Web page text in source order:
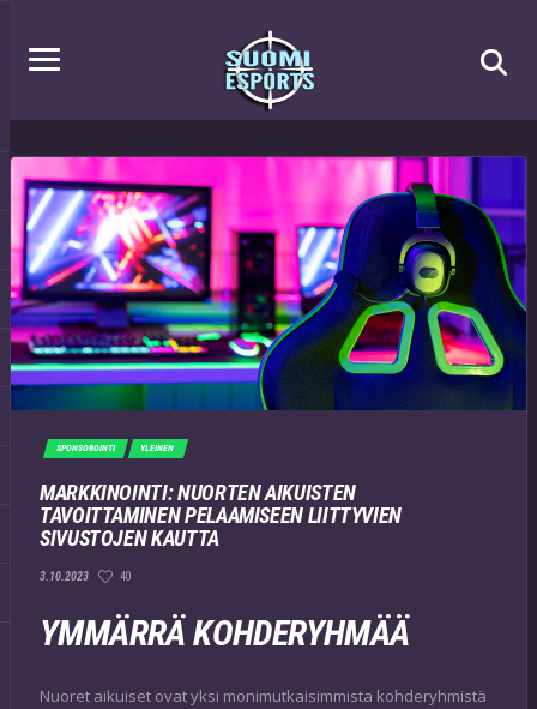
SPONSOROINTI YLEINEN
MARKKINOINTI: NUORTEN AIKUISTEN
TAVOITTAMINEN PELAAMISEEN LIITTYVIEN
SIVUSTOJEN KAUTTA
3.10.2023 40
YMMÄRRÄ KOHDERYHMÄÄ
Nuoret aikuiset ovat yksi monimutkaisimmista kohderyhmistä